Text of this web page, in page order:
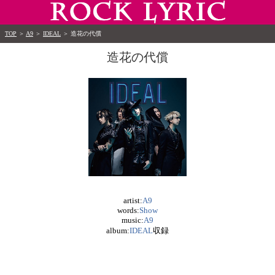
TOP ＞ A9 ＞ IDEAL ＞ 造花の代償
造花の代償
artist:A9
words:Show
music:A9
album:IDEAL収録